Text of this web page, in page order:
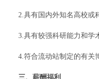
2.具有国内外知名高校或
3.具有较强科研能力和学
4.符合流动站制定的有关
三、薪酬福利